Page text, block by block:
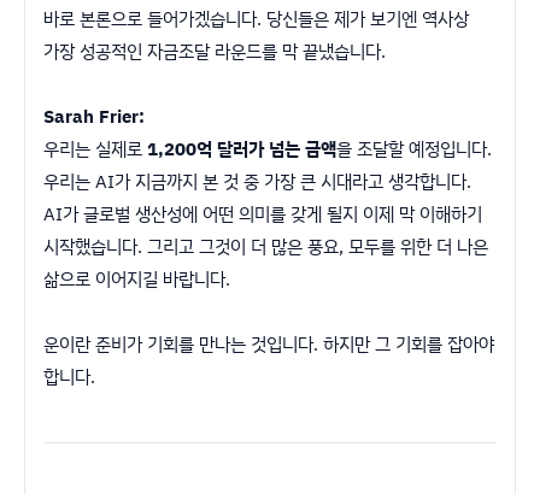
바로 본론으로 들어가겠습니다. 당신들은 제가 보기엔 역사상
가장 성공적인 자금조달 라운드를 막 끝냈습니다.
Sarah Frier:
우리는 실제로1,200억 달러가 넘는 금액을 조달할 예정입니다.
우리는 AI가 지금까지 본 것 중 가장 큰 시대라고 생각합니다.
AI가 글로벌 생산성에 어떤 의미를 갖게 될지 이제 막 이해하기
시작했습니다. 그리고 그것이 더 많은 풍요, 모두를 위한 더 나은
삶으로 이어지길 바랍니다.
운이란 준비가 기회를 만나는 것입니다. 하지만 그 기회를 잡아야
합니다.